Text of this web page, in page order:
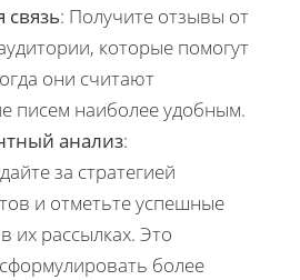
связь: Получите отзывы от
которые помогут
они считают
писем наиболее удобным.
анализ:
за стратегией
и отметьте успешные
их рассылках. Это
более